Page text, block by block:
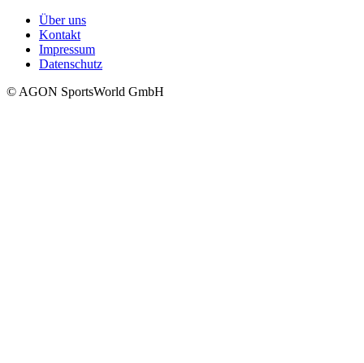
Über uns
Kontakt
Impressum
Datenschutz
© AGON SportsWorld GmbH